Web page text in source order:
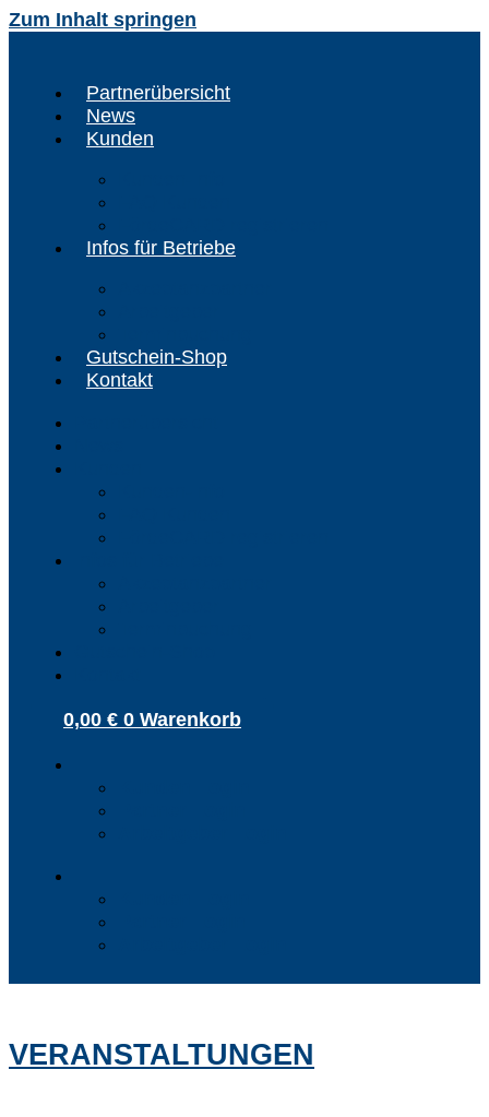
Zum Inhalt springen
Partnerübersicht
News
Kunden
Infos für Betriebe
Gutschein-Shop
Kontakt
0,00 € 0 Warenkorb
VERANSTALTUNGEN